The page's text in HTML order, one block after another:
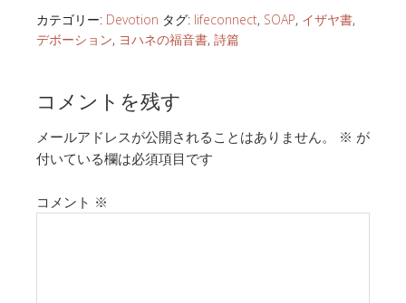
カテゴリー: Devotion タグ: lifeconnect, SOAP, イザヤ書,
デボーション, ヨハネの福音書, 詩篇
コメントを残す
メールアドレスが公開されることはありません。 ※ が
付いている欄は必須項目です
コメント ※